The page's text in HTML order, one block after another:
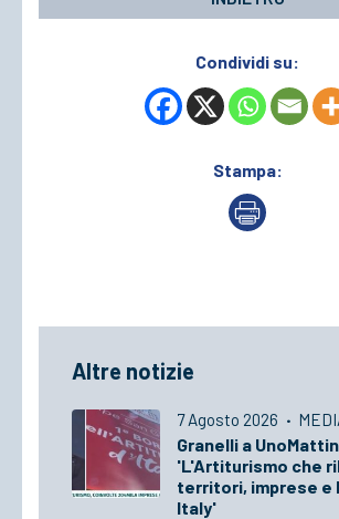
Condividi su:
Stampa:
Altre notizie
7 Agosto 2026 ·
Granelli a
'L'Artiturismo che
territori, imprese e
Italy'